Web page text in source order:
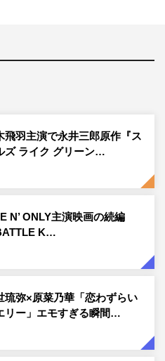
年【SIDE A】、2013年
本化された、永井三郎原作
グリーン スピリット」が10
化。
舎を舞台に、自分のアイデン
巻く少年たちが織り成すひと
ラスで浮いていて “髪が長
いじめられるが抵抗せず、
れて母親の口紅を塗ったり、
なっている主人公・三島フト
優歴10年の荒木飛羽が演じ
て曽野舜太、藤本洸大の出演
「本当の自分」を押し殺し、
飛羽主演で永井三郎原作『ス
ズ ライク グリーン…
N’ ONLY主演映画の続編
K…
琉弥×原菜乃華「恋わずらい
リー」エモすぎる瞬間…